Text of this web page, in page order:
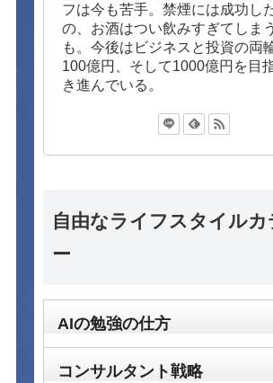
フは今も苦手。禁煙には成功し
の、お酒はつい飲みすぎてしま
も。今後はビジネスと投資の両
100億円、そして1000億円を目
き進んでいる。
自由なライフスタイルカ
ー
AIの勉強の仕方
コンサルタント戦略